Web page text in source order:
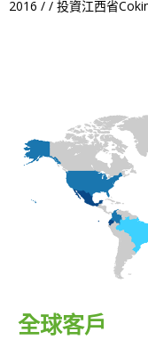
2016 / / 投資江西省
全球客戶